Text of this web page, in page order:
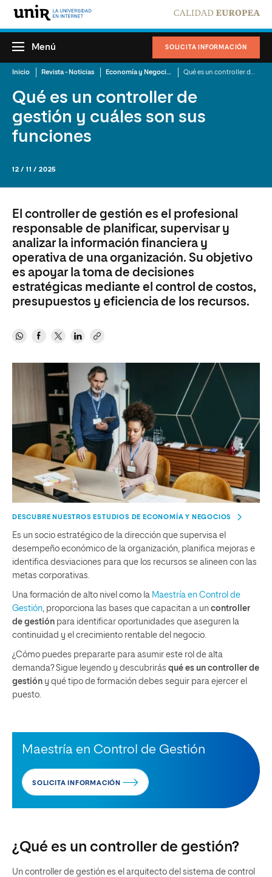
SOLICITA INFORMACIÓN
Menú
Inicio Revista - Noticias Economía y Negocios
Qué es un controller de
gestión y cuáles son sus
funciones
12 / 11 / 2025
El controller de gestión es el profesional
responsable de planificar, supervisar y
analizar la información financiera y
operativa de una organización. Su objetivo
es apoyar la toma de decisiones
estratégicas mediante el control de costos,
presupuestos y eficiencia de los recursos.
DESCUBRE NUESTROS ESTUDIOS DE ECONOMÍA Y NEGOCIOS
Es un socio estratégico de la dirección que supervisa el
desempeño económico de la organización, planifica mejoras e
identifica desviaciones para que los recursos se alineen con las
metas corporativas.
Una formación de alto nivel como la Maestría en Control de
Gestión , proporciona las bases que capacitan a un controller
de gestión para identificar oportunidades que aseguren la
continuidad y el crecimiento rentable del negocio.
¿Cómo puedes prepararte para asumir este rol de alta
demanda? Sigue leyendo y descubrirás qué es un controller de
gestión y qué tipo de formación debes seguir para ejercer el
puesto.
Maestría en Control de Gestión
SOLICITA INFORMACIÓN
¿Qué es un controller de gestión?
Un controller de gestión es el arquitecto del sistema de control